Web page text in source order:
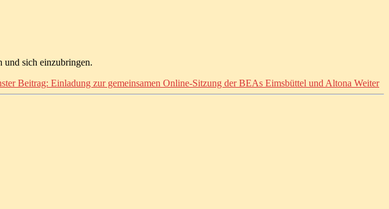
und sich einzubringen.
Beitrag: Einladung zur gemeinsamen Online-Sitzung der BEAs Eimsbüttel und Altona Weiter